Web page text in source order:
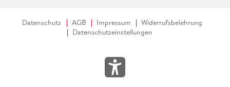
Datenschutz AGB Impressum
Widerrufsbelehrung
Datenschutzeinstellungen